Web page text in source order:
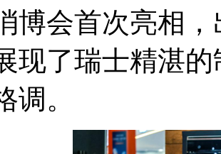
博会首次亮相
现了瑞士精湛
调。